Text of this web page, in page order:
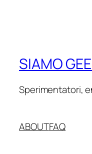
SIAMO
Sperimentatori,
ABOUTFAQ